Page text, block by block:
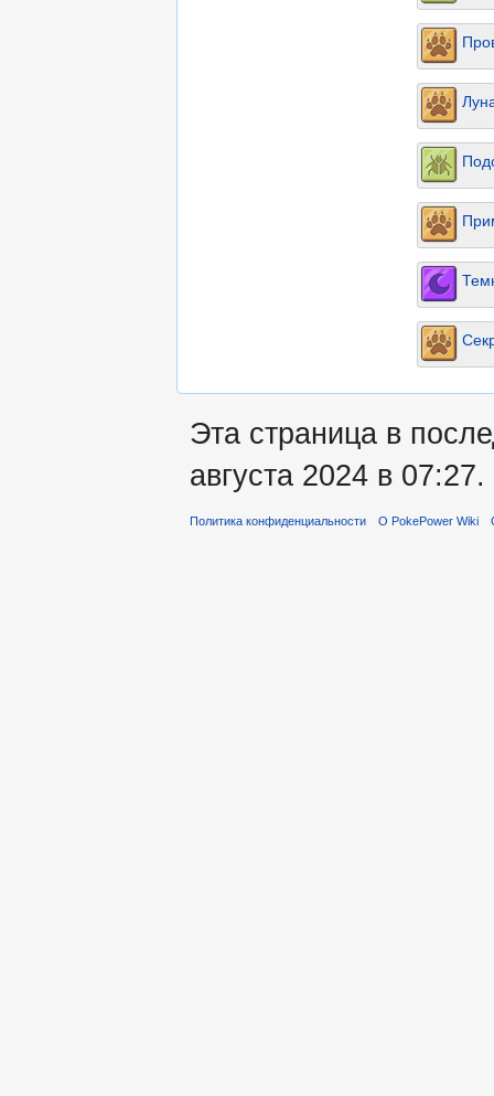
Эта страница в
августа 2024 в 07:27.
Политика конфиденциальности О PokePower Wiki